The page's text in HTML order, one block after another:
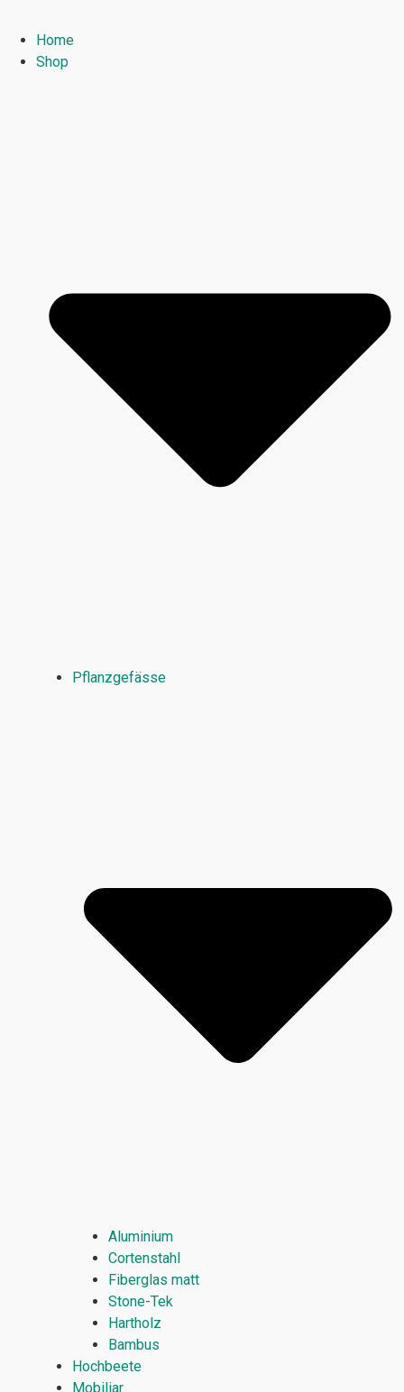
Home
Shop
Pflanzgefässe
Aluminium
Cortenstahl
Fiberglas matt
Stone-Tek
Hartholz
Bambus
Hochbeete
Mobiliar